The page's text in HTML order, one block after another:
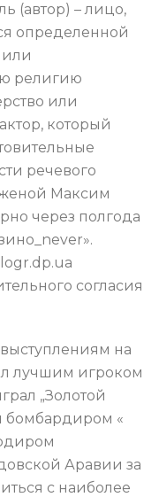
(автор) – лицо,
определенной
религию
или
который
речевого
Максим
через полгода
согласия
на
лучшим игроком
„Золотой
бомбардиром «
Аравии за
с наиболее